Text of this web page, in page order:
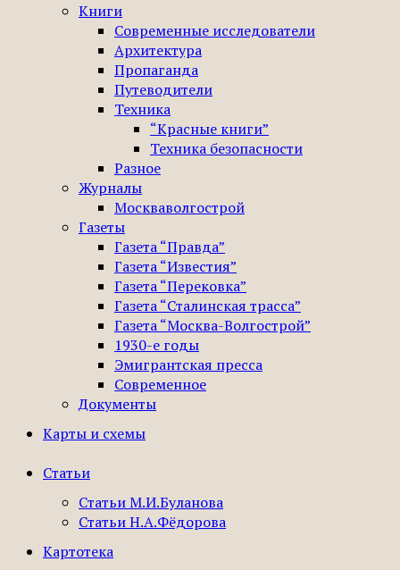
Книги
Современные исследователи
Архитектура
Пропаганда
Путеводители
Техника
“Красные книги”
Техника безопасности
Разное
Журналы
Москваволгострой
Газеты
Газета “Правда”
Газета “Известия”
Газета “Перековка”
Газета “Сталинская трасса”
Газета “Москва-Волгострой”
1930-е годы
Эмигрантская пресса
Современное
Документы
Карты и схемы
Статьи
Статьи М.И.Буланова
Статьи Н.А.Фёдорова
Картотека